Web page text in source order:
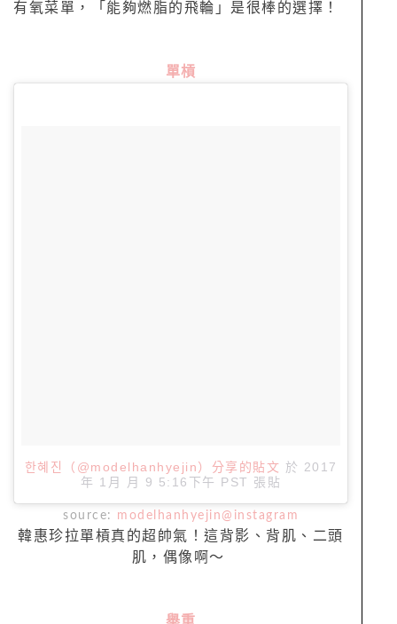
有氧菜單，「能夠燃脂的飛輪」是很棒的選擇！
單槓
한혜진（@modelhanhyejin）分享的貼文 於 2017
年 1月 月 9 5:16下午 PST 張貼
source: modelhanhyejin@instagram
韓惠珍拉單槓真的超帥氣！這背影、背肌、二頭
肌，偶像啊～